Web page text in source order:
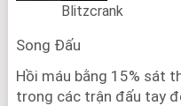
Blitzcrank
Song Đấu
Hồi máu bằng 15% sát
trong các trận đấu tay